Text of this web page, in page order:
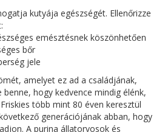
kutyája egészségét. Ellenőrizze
emésztésnek köszönhetően
bőr
jele
amelyet ez ad a családjának,
hogy kedvence mindig élénk,
több mint 80 éven keresztül
generációjának abban, hogy
A purina állatorvosok és